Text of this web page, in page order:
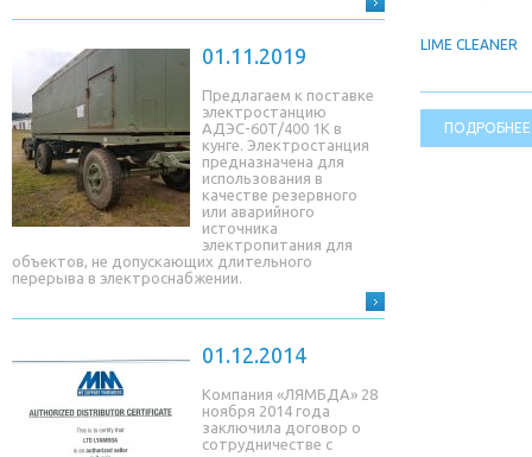
01.11.2019
Предлагаем к поставке
электростанцию
АДЭС-60Т/400 1К в
кунге. Электростанция
предназначена для
использования в
качестве резервного
или аварийного
источника
электропитания для
объектов, не допускающих длительного
перерыва в электроснабжении.
01.12.2014
Компания «ЛЯМБДА» 28
ноября 2014 года
заключила договор о
сотрудничестве с
LIME CLEANER
ПОДРОБНЕЕ